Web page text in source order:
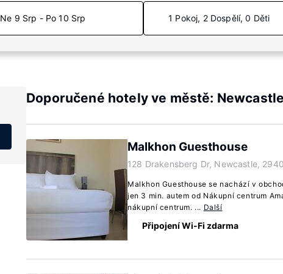
Ne 9 Srp - Po 10 Srp 1 Pokoj, 2 Dospělí, 0 Děti
Doporučené hotely ve městě: Newcastle
Malkhon Guesthouse
128 Drakensberg Dr, Newcastle,
Malkhon Guesthouse se nachází v
jen 3 min. autem od Nákupní centrum
nákupní centrum. ... Další
Připojení Wi-Fi zdarma